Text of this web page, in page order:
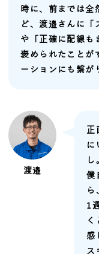
時に、前までは全
ど、渡邉さんに「
や「正確に配線も
褒められたことが
ーションにも繋が
渡邉
正
に
し
僕
ら
1
く
感
ス